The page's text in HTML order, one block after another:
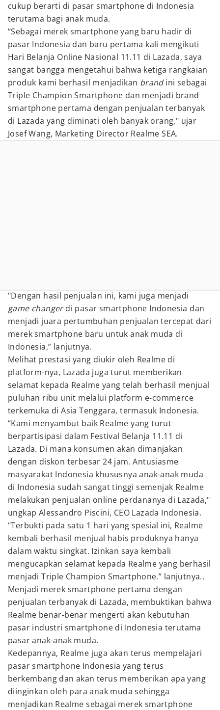
cukup berarti di pasar smartphone di Indonesia
terutama bagi anak muda.
“Sebagai merek smartphone yang baru hadir di
pasar Indonesia dan baru pertama kali mengikuti
Hari Belanja Online Nasional 11.11 di Lazada, saya
sangat bangga mengetahui bahwa ketiga rangkaian
produk kami berhasil menjadikan brandini sebagai
Triple Champion Smartphone dan menjadi brand
smartphone pertama dengan penjualan terbanyak
di Lazada yang diminati oleh banyak orang," ujar
Josef Wang, Marketing Director Realme SEA.
"Dengan hasil penjualan ini, kami juga menjadi
game changerdi pasar smartphone Indonesia dan
menjadi juara pertumbuhan penjualan tercepat dari
merek smartphone baru untuk anak muda di
Indonesia,” lanjutnya.
Melihat prestasi yang diukir oleh Realme di
platform-nya, Lazada juga turut memberikan
selamat kepada Realme yang telah berhasil menjual
puluhan ribu unit melalui platform e-commerce
terkemuka di Asia Tenggara, termasuk Indonesia.
“Kami menyambut baik Realme yang turut
berpartisipasi dalam Festival Belanja 11.11 di
Lazada. Di mana konsumen akan dimanjakan
dengan diskon terbesar 24 jam. Antusiasme
masyarakat Indonesia khususnya anak-anak muda
di Indonesia sudah sangat tinggi semenjak Realme
melakukan penjualan online perdananya di Lazada,"
ungkap Alessandro Piscini, CEO Lazada Indonesia.
"Terbukti pada satu 1 hari yang spesial ini, Realme
kembali berhasil menjual habis produknya hanya
dalam waktu singkat. Izinkan saya kembali
mengucapkan selamat kepada Realme yang berhasil
menjadi Triple Champion Smartphone.” lanjutnya..
Menjadi merek smartphone pertama dengan
penjualan terbanyak di Lazada, membuktikan bahwa
Realme benar-benar mengerti akan kebutuhan
pasar industri smartphone di Indonesia terutama
pasar anak-anak muda.
Kedepannya, Realme juga akan terus mempelajari
pasar smartphone Indonesia yang terus
berkembang dan akan terus memberikan apa yang
diinginkan oleh para anak muda sehingga
menjadikan Realme sebagai merek smartphone